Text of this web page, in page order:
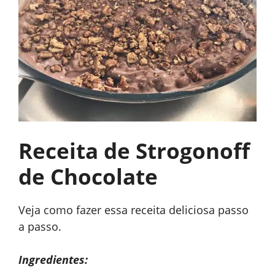
Receita de Strogonoff
de Chocolate
Veja como fazer essa receita deliciosa passo
a passo.
Ingredientes: